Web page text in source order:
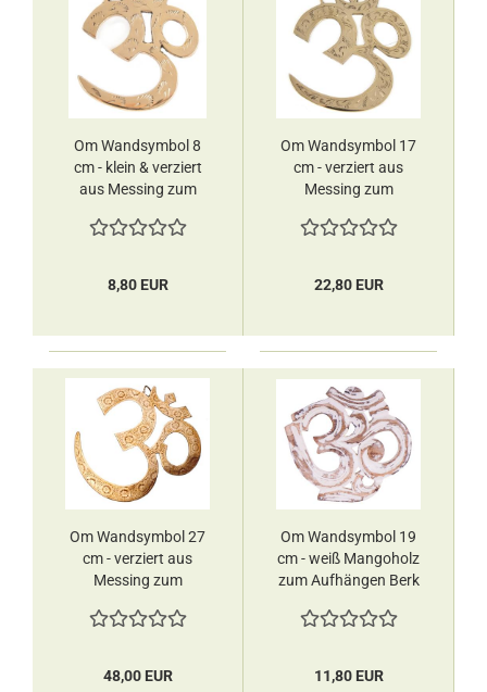
Om Wandsymbol 8
cm - klein & verziert
aus Messing zum
8,80 EUR
Om Wandsymbol 17
cm - verziert aus
Messing zum
22,80 EUR
Om Wandsymbol 27
cm - verziert aus
Messing zum
48,00 EUR
Om Wandsymbol 19
cm - weiß Mangoholz
zum Aufhängen Berk
11,80 EUR